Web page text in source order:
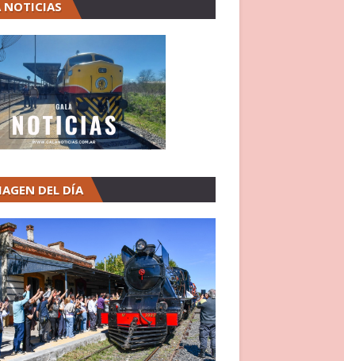
NOTICIAS
DEL DÍA